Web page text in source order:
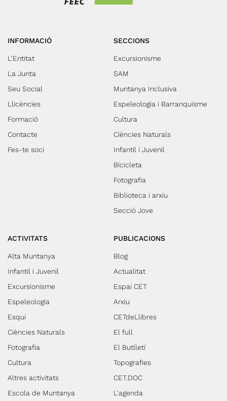
INFORMACIÓ
L'Entitat
La Junta
Seu Social
Llicències
Formació
Contacte
Fes-te soci
SECCIONS
Excursionisme
SAM
Muntanya Inclusiva
Espeleologia i Barranquisme
Cultura
Ciències Naturals
Infantil i Juvenil
Bicicleta
Fotografia
Biblioteca i arxiu
Secció Jove
ACTIVITATS
Alta Muntanya
Infantil i Juvenil
Excursionisme
Espeleologia
Esquí
Ciències Naturals
Fotografia
Cultura
Altres activitats
Escola de Muntanya
PUBLICACIONS
Blog
Actualitat
Espai CET
Arxiu
CETdeLlibres
El full
El Butlletí
Topografies
CET.DOC
L'agenda